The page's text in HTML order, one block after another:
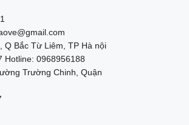
Q Bắc Từ Liêm, TP Hà nội
Hotline: 0968956188
Trường Chinh, Quận